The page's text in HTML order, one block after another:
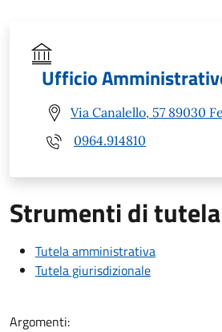
Ufficio
Via Canalello, 57 89030
0964.914810
Strumenti di tutela
Tutela amministrativa
Tutela giurisdizionale
Argomenti: